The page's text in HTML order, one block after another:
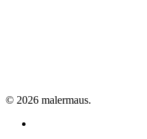
© 2026 malermaus.